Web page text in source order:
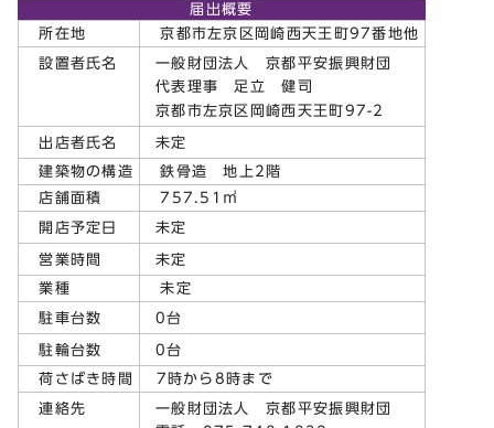
届出概要
所在地
京都市左京区岡崎西天王町97番地他
設置者氏名
一般財団法人 京都平安振興財団
代表理事 足立 健司
京都市左京区岡崎西天王町97-2
出店者氏名 未定
建築物の構造
鉄骨造 地上2階
店舗面積
757.51㎡
開店予定日 未定
営業時間 未定
業種 未定
駐車台数 0台
駐輪台数 0台
荷さばき時間 7時から8時まで
連絡先
一般財団法人 京都平安振興財団